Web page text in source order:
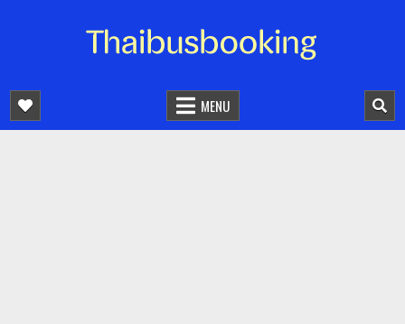
จองตั๋วรถออนไลน์ 24 ชั่วโมง
MENU